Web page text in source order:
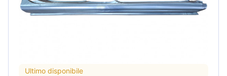
Ultimo disponibile